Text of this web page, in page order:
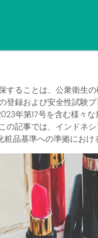
することは、公衆衛生
登録および安全性試験
年第17号を含む様々
の記事では、インドネ
品基準への準拠におけ